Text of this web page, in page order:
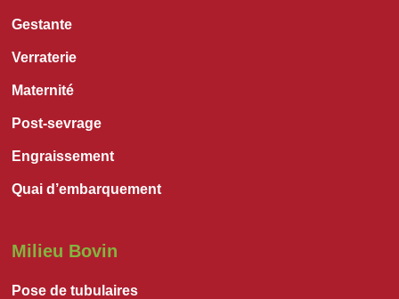
Gestante
Verraterie
Maternité
Post-sevrage
Engraissement
Quai d’embarquement
Milieu Bovin
Pose de tubulaires